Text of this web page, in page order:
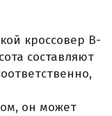
кроссовер B-
составляют
он может